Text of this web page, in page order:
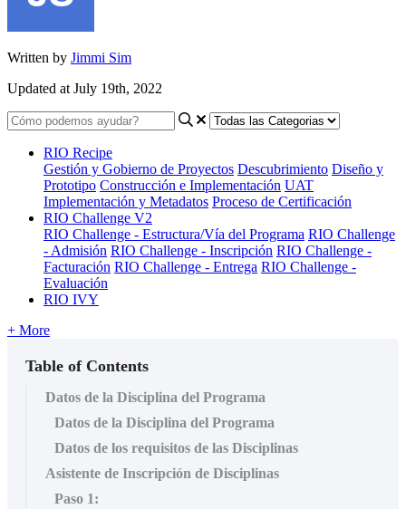
Written by Jimmi Sim
Updated at July 19th, 2022
RIO Recipe
Gestión y Gobierno de Proyectos Descubrimiento Diseño y
Prototipo Construcción e Implementación UAT
Implementación y Metadatos Proceso de Certificación
RIO Challenge V2
RIO Challenge - Estructura/Vía del Programa RIO Challenge
- Admisión RIO Challenge - Inscripción RIO Challenge -
Facturación RIO Challenge - Entrega RIO Challenge -
Evaluación
RIO IVY
+ More
Table of Contents
Datos de la Disciplina del Programa
Datos de la Disciplina del Programa
Datos de los requisitos de las Disciplinas
Asistente de Inscripción de Disciplinas
Paso 1: